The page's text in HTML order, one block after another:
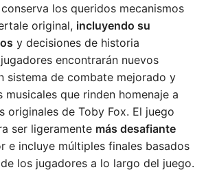
los queridos mecanismos
original, incluyendo su
y decisiones de historia
encontrarán nuevos
sistema de combate mejorado y
musicales que rinden homenaje a
originales de Toby Fox. El juego
ser ligeramente más desafiante
e incluye múltiples finales basados
los jugadores a lo largo del juego​​.